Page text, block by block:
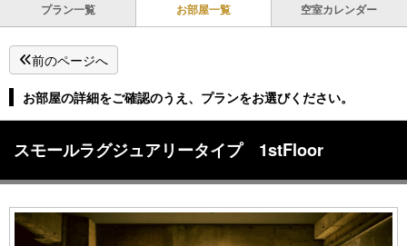
プラン一覧 お部屋一覧 空室カレンダー
前のページへ
お部屋の詳細をご確認のうえ、プランをお選びください。
スモールラグジュアリータイプ 1stFloor